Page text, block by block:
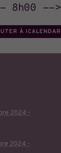
8h00 -->
À ICALENDAR
2024 -
2024 -